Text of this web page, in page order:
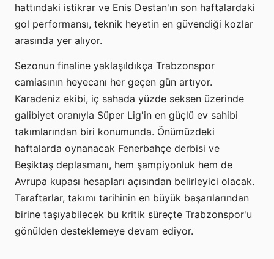
hattındaki istikrar ve Enis Destan'ın son haftalardaki
gol performansı, teknik heyetin en güvendiği kozlar
arasında yer alıyor.
Sezonun finaline yaklaşıldıkça Trabzonspor
camiasının heyecanı her geçen gün artıyor.
Karadeniz ekibi, iç sahada yüzde seksen üzerinde
galibiyet oranıyla Süper Lig'in en güçlü ev sahibi
takımlarından biri konumunda. Önümüzdeki
haftalarda oynanacak Fenerbahçe derbisi ve
Beşiktaş deplasmanı, hem şampiyonluk hem de
Avrupa kupası hesapları açısından belirleyici olacak.
Taraftarlar, takımı tarihinin en büyük başarılarından
birine taşıyabilecek bu kritik süreçte Trabzonspor'u
gönülden desteklemeye devam ediyor.